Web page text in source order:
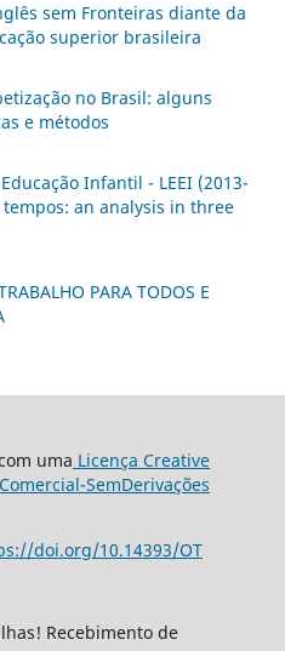
sem Fronteiras diante da
superior brasileira
no Brasil: alguns
e métodos
Infantil - LEEI (2013-
an analysis in three
PARA TODOS E
uma Licença Creative
SemDerivações
doi.org/10.14393/OT
Recebimento de